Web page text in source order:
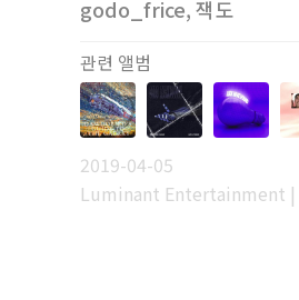
godo_frice,잭도
관련 앨범
2019-04-05
Luminant Entertainment